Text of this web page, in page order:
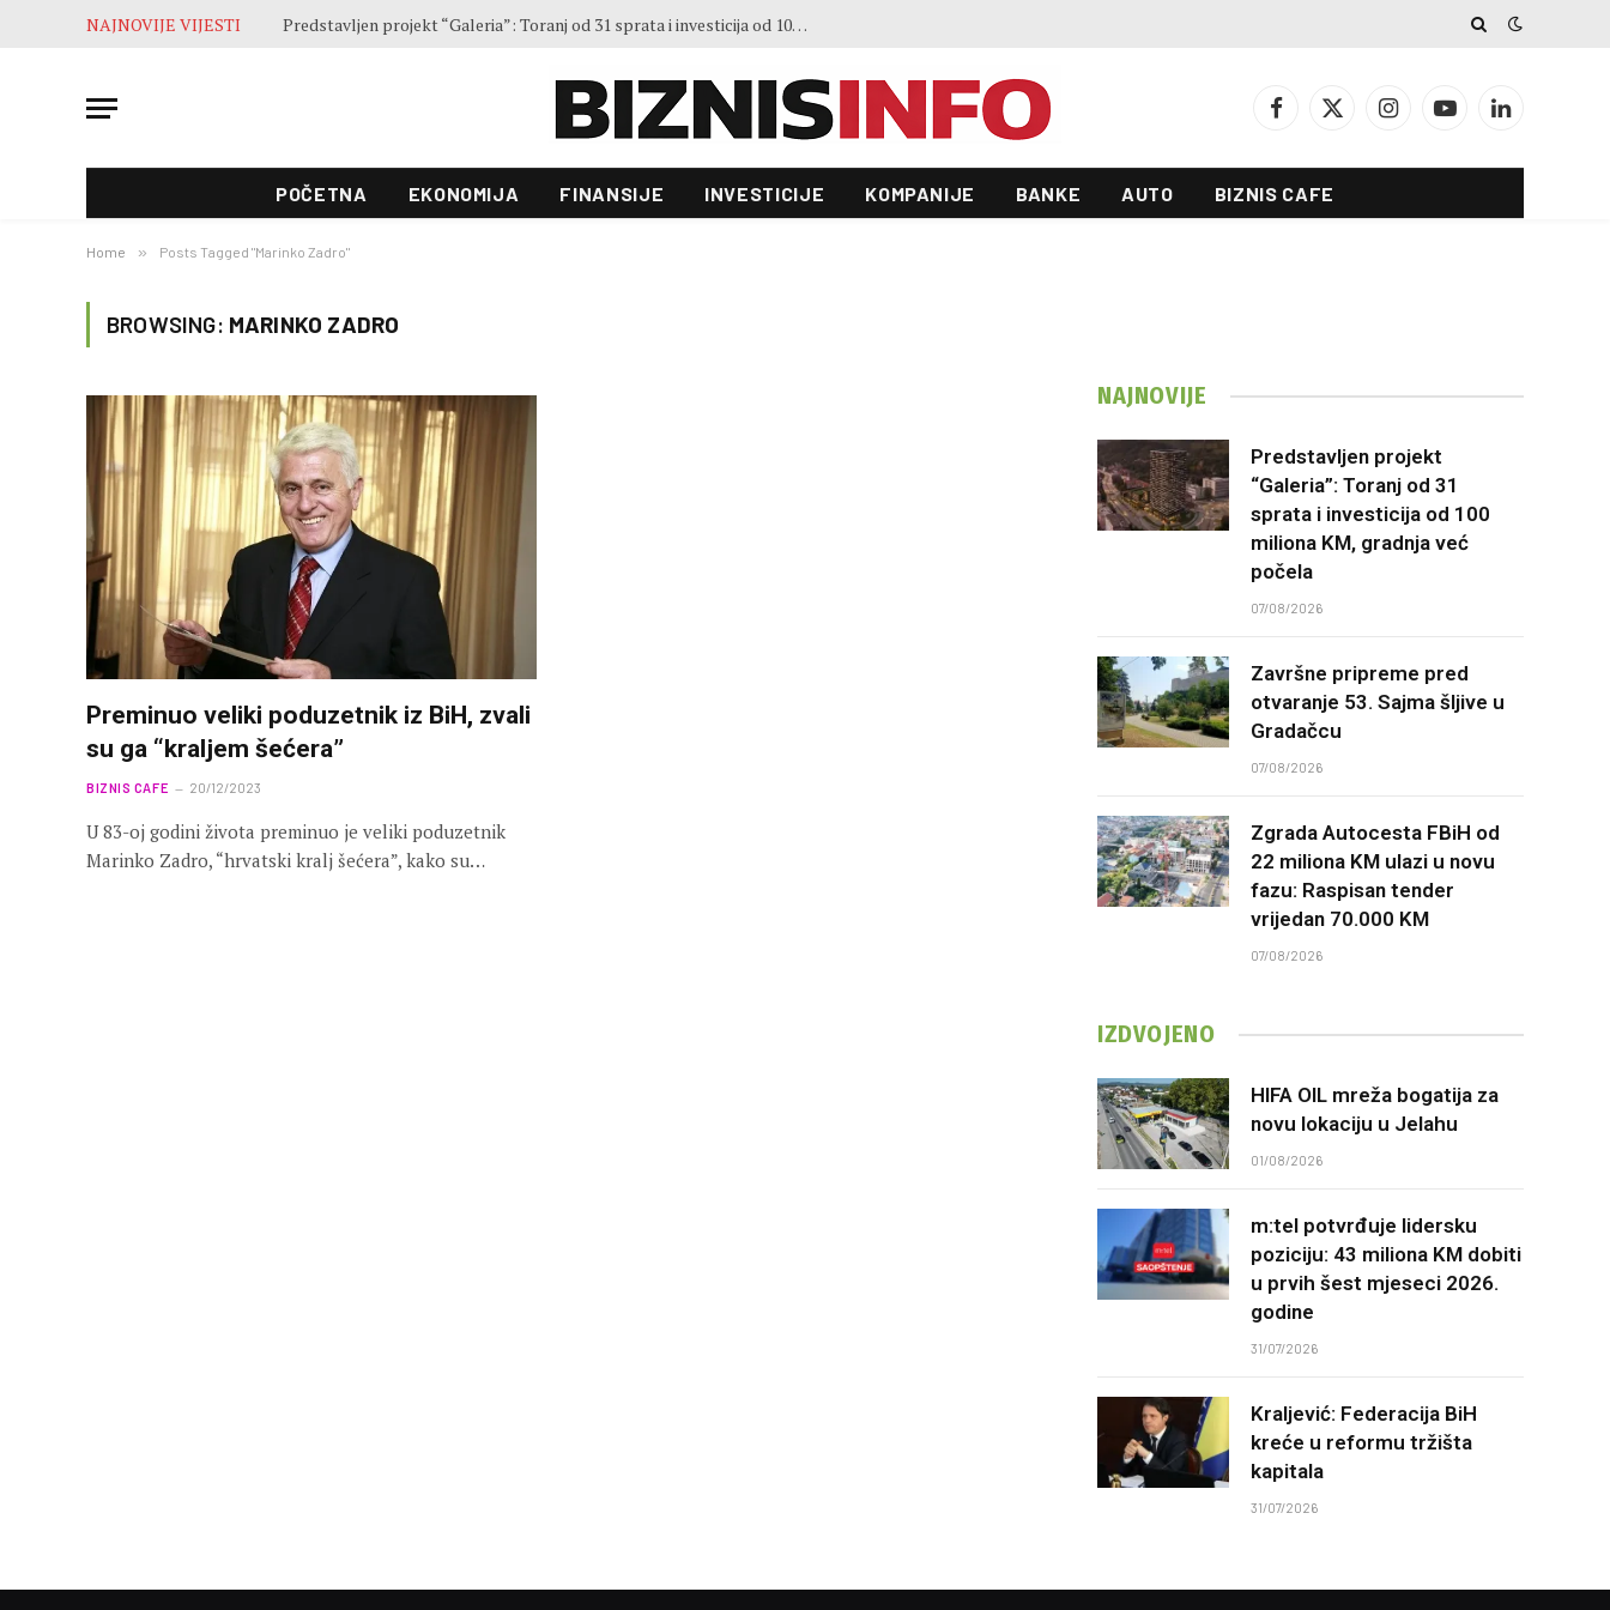
NAJNOVIJE VIJESTI Završne pripreme pred otvaranje 53. Sajma šljive u Gradačcu
Facebook
X
InstagramYouTubeLinkedIn
POČETNA EKONOMIJA FINANSIJE INVESTICIJE KOMPANIJE BANKE AUTO BIZNIS CAFE
Home » Posts Tagged "Marinko Zadro"
BROWSING: MARINKO ZADRO
Preminuo veliki poduzetnik iz BiH, zvali
su ga “kraljem šećera”
BIZNIS CAFE 20/12/2023
U 83-oj godini života preminuo je veliki poduzetnik
Marinko Zadro, “hrvatski kralj šećera”, kako su…
NAJNOVIJE
Predstavljen projekt
“Galeria”: Toranj od 31
sprata i investicija od 100
miliona KM, gradnja već
počela
07/08/2026
Završne pripreme pred
otvaranje 53. Sajma šljive u
Gradačcu
07/08/2026
Zgrada Autocesta FBiH od
22 miliona KM ulazi u novu
fazu: Raspisan tender
vrijedan 70.000 KM
07/08/2026
IZDVOJENO
HIFA OIL mreža bogatija za
novu lokaciju u Jelahu
01/08/2026
m:tel potvrđuje lidersku
poziciju: 43 miliona KM dobiti
u prvih šest mjeseci 2026.
godine
31/07/2026
Kraljević: Federacija BiH
kreće u reformu tržišta
kapitala
31/07/2026